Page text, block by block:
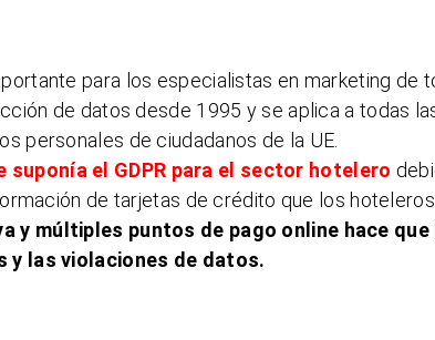
para los especialistas en marketing de
de datos desde 1995 y se aplica a todas
personales de ciudadanos de la UE.
suponía el GDPR para el sector hotelero
de tarjetas de crédito que los hoteleros
y múltiples puntos de pago online hace que
y las violaciones de datos.